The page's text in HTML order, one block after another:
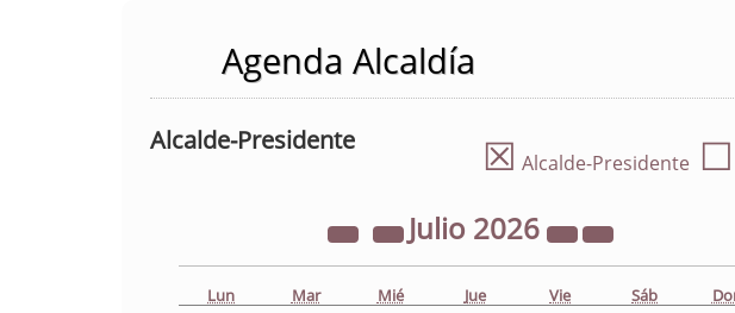
Agenda Alcaldía
Alcalde-Presidente ☒ Alcalde-Presidente ☐
Julio 2026
Lun Mar Mié Jue Vie Sáb